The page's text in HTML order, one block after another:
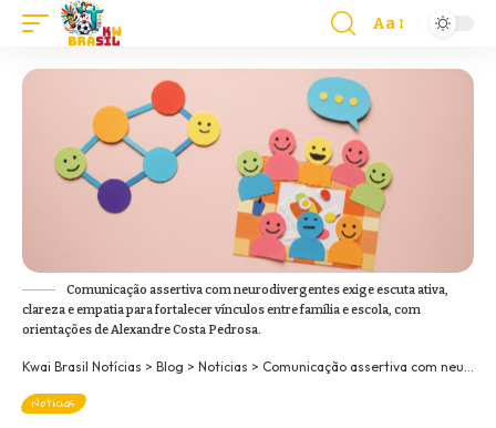
Aa
Comunicação assertiva com neurodivergentes exige escuta ativa,
clareza e empatia para fortalecer vínculos entre família e escola, com
orientações de Alexandre Costa Pedrosa.
Kwai Brasil Notícias > Blog > Noticias > Comunicação assertiva com neurodivergentes: Estratégias práticas para família e escola, saiba mais com Alexandre Costa Pedrosa
Noticias